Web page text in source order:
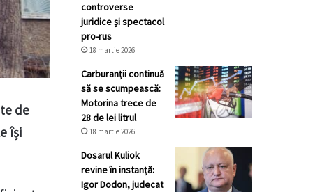
de
își
controverse
juridice și spectacol
pro-rus
18 martie 2026
Carburanții continuă
să se scumpească:
Motorina trece de
28 de lei litrul
18 martie 2026
Dosarul Kuliok
revine în instanță:
Igor Dodon, judecat